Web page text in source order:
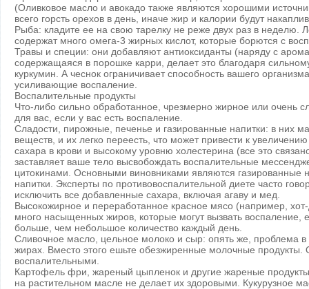
(Оливковое масло и авокадо также являются хорошими
всего горсть орехов в день, иначе жир и калории будут
Рыба: кладите ее на свою тарелку не реже двух раз в неделю.
содержат много омега-3 жирных кислот, которые борются с
Травы и специи: они добавляют антиоксиданты (наряду с
содержащаяся в порошке карри, делает это благодаря
куркумин. А чеснок ограничивает способность вашего
усиливающие воспаление.
Воспалительные продукты
Что-либо сильно обработанное, чрезмерно жирное или очень
для вас, если у вас есть воспаление.
Сладости, пирожные, печенье и газированные напитки: в них
веществ, и их легко переесть, что может привести к
сахара в крови и высокому уровню холестерина (все это
заставляет ваше тело высвобождать воспалительные
цитокинами. Основными виновниками являются газированные
напитки. Эксперты по противовоспалительной диете часто
исключить все добавленные сахара, включая агаву и мед.
Высокожирное и переработанное красное мясо (например,
много насыщенных жиров, которые могут вызвать воспаление,
больше, чем небольшое количество каждый день.
Сливочное масло, цельное молоко и сыр: опять же, проблема
жирах. Вместо этого ешьте обезжиренные молочные продукты.
воспалительными.
Картофель фри, жареный цыпленок и другие жареные
на растительном масле не делает их здоровыми. Кукурузное